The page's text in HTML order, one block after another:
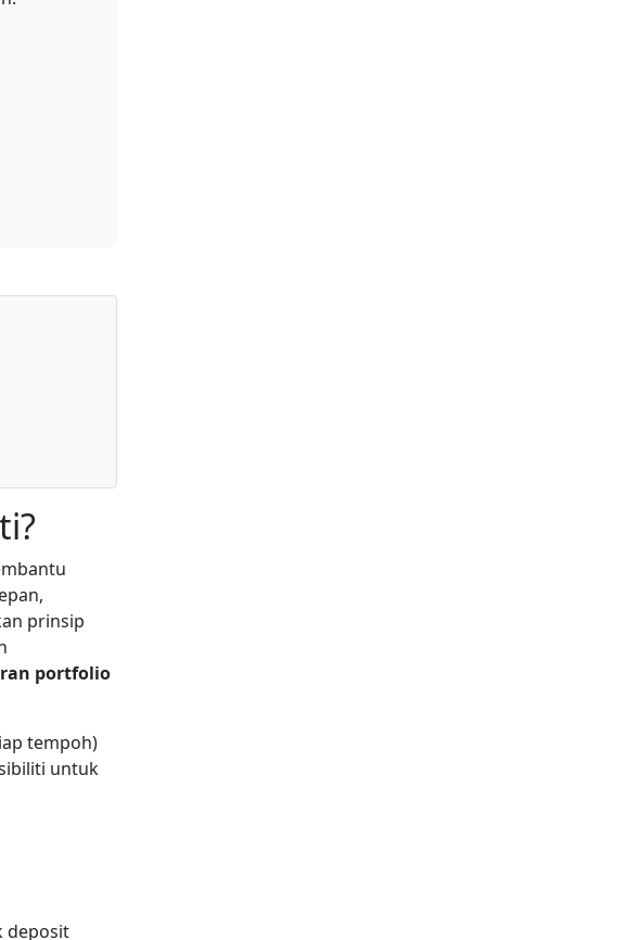
prinsip
portfolio
tempoh)
untuk
deposit